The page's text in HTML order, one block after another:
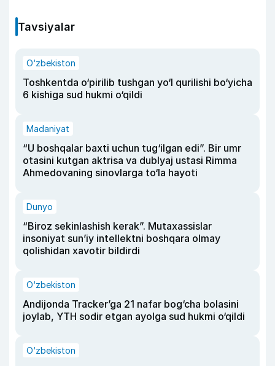
Tavsiyalar
O‘zbekiston
Toshkentda o‘pirilib tushgan yo‘l qurilishi bo‘yicha
6 kishiga sud hukmi o‘qildi
Madaniyat
“U boshqalar baxti uchun tug‘ilgan edi”. Bir umr
otasini kutgan aktrisa va dublyaj ustasi Rimma
Ahmedovaning sinovlarga to‘la hayoti
Dunyo
“Biroz sekinlashish kerak”. Mutaxassislar
insoniyat sun’iy intellektni boshqara olmay
qolishidan xavotir bildirdi
O‘zbekiston
Andijonda Tracker’ga 21 nafar bog‘cha bolasini
joylab, YTH sodir etgan ayolga sud hukmi o‘qildi
O‘zbekiston